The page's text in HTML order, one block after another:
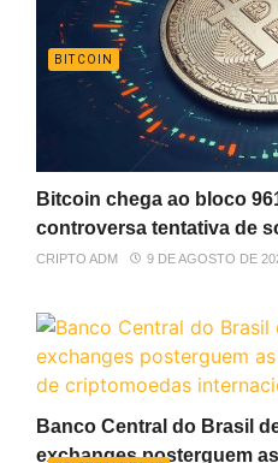
BITCOIN
Bitcoin chega ao bloco
controversa tentativa de
CRIPTO ADM 9 DE AGOSTO DE
Banco Central do Brasil
exchanges posterguem